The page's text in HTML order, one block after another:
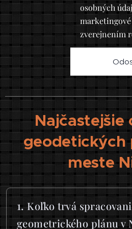
osobných
zverejnením
Najčastejšie
geodetických
meste
1.Koľko trvá
geometrického plánu v